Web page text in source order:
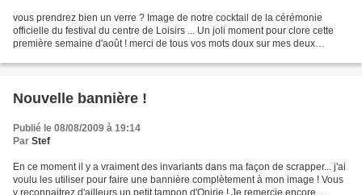
vous prendrez bien un verre ? Image de notre cocktail de la cérémonie
officielle du festival du centre de Loisirs ... Un joli moment pour clore cette
première semaine d'août ! merci de tous vos mots doux sur mes deux
Nouvelle bannière !
Publié le 08/08/2009 à 19:14
Par Stef
En ce moment il y a vraiment des invariants dans ma façon de scrapper... j'ai
voulu les utiliser pour faire une bannière complètement à mon image ! Vous
y reconnaitrez d'ailleurs un petit tampon d'Onirie ! Je remercie encore